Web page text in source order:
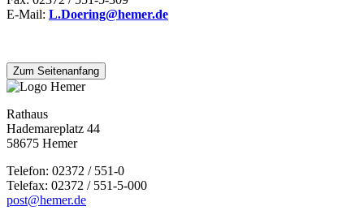
E-Mail: L.Doering@​hemer.de
Zum Seitenanfang
Rathaus
Hademareplatz 44
58675 Hemer
Telefon: 02372 / 551-0
Telefax: 02372 / 551-5-000
post@hemer.de